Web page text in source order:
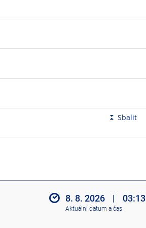
Sbalit
8. 8. 2026 | 03:13
Aktuální datum a čas